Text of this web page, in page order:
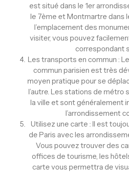
est situé dans le 1er
le 7ème et Montmartre dans
l’emplacement des
visiter, vous pouvez
correspondant
Les transports en commun :
commun parisien est très
moyen pratique pour se
l’autre. Les stations de
la ville et sont généralement
l’arrondissement
Utilisez une carte : Il est
de Paris avec les
Vous pouvez trouver des
offices de tourisme, les
carte vous permettra de